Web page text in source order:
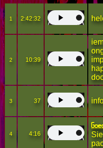
1 2:42:32
2 10:39
3 37
4 4:16